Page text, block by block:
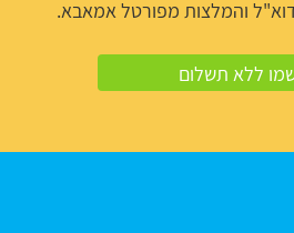
והמלצות מפורטל אמאבא.